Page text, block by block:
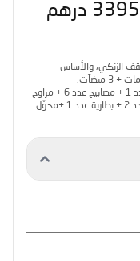
50 متراً مربعاً، بالسقف الزنكي، والأساس
التأثيث الداخلي: فرش مسجد (حصير) + مكبّر صوت عدد 1 + مصابيح عدد 6 + مراوح
عدد 4 + مصاحف عدد 15 مع رفّ + طاقة شمسية عدد 2 + بطارية عدد 1 +محوّل